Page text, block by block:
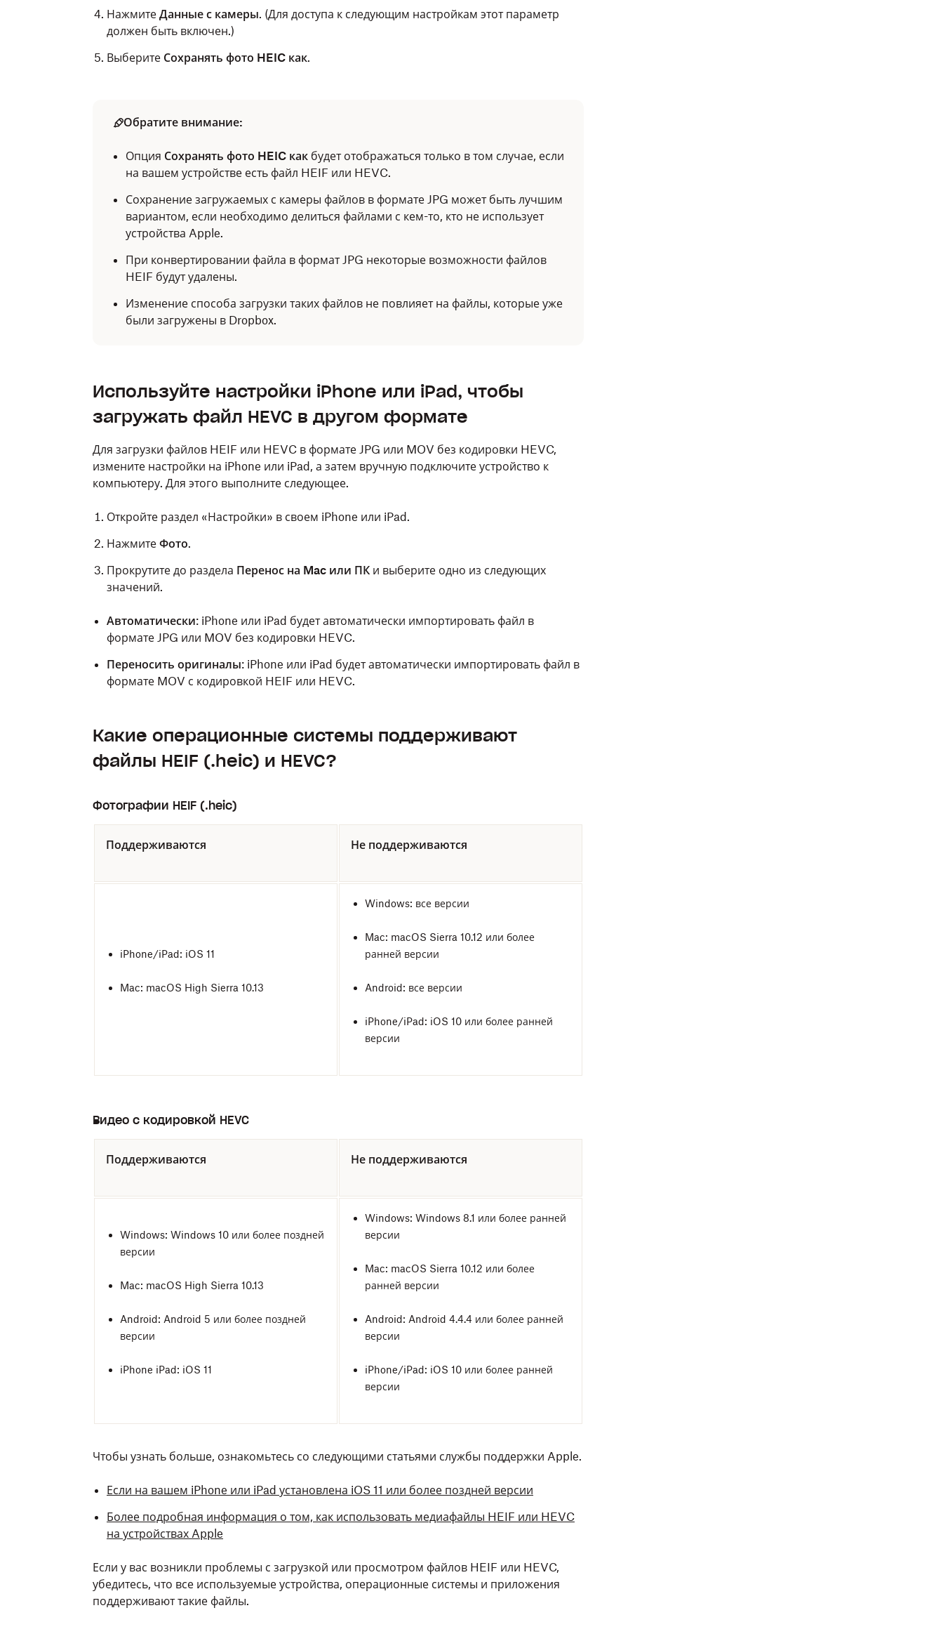
Нажмите Данные с камеры. (Для доступа к следующим настройкам этот параметр
должен быть включен.)
Выберите Сохранять фото HEIC как.
Обратите внимание:
Опция Сохранять фото HEIC как будет отображаться только в том случае, если
на вашем устройстве есть файл HEIF или HEVC.
Сохранение загружаемых с камеры файлов в формате JPG может быть лучшим
вариантом, если необходимо делиться файлами с кем-то, кто не использует
устройства Apple.
При конвертировании файла в формат JPG некоторые возможности файлов
HEIF будут удалены.
Изменение способа загрузки таких файлов не повлияет на файлы, которые уже
были загружены в Dropbox.
Используйте настройки iPhone или iPad, чтобы
загружать файл HEVC в другом формате
Для загрузки файлов HEIF или HEVC в формате JPG или MOV без кодировки HEVC,
измените настройки на iPhone или iPad, а затем вручную подключите устройство к
компьютеру. Для этого выполните следующее.
Откройте раздел «Настройки» в своем iPhone или iPad.
Нажмите Фото.
Прокрутите до раздела Перенос на Mac или ПК и выберите одно из следующих
значений.
Автоматически: iPhone или iPad будет автоматически импортировать файл в
формате JPG или MOV без кодировки HEVC.
Переносить оригиналы: iPhone или iPad будет автоматически импортировать файл в
формате MOV с кодировкой HEIF или HEVC.
Какие операционные системы поддерживают
файлы HEIF (.heic) и HEVC?
Фотографии HEIF (.heic)
Поддерживаются Не поддерживаются
iPhone/iPad: iOS 11
Mac: macOS High Sierra 10.13
Windows: все версии
Mac: macOS Sierra 10.12 или более
ранней версии
Android: все версии
iPhone/iPad: iOS 10 или более ранней
версии
Видео с кодировкой HEVC
Поддерживаются Не поддерживаются
Windows: Windows 10 или более поздней
версии
Mac: macOS High Sierra 10.13
Android: Android 5 или более поздней
версии
iPhone iPad: iOS 11
Windows: Windows 8.1 или более ранней
версии
Mac: macOS Sierra 10.12 или более
ранней версии
Android: Android 4.4.4 или более ранней
версии
iPhone/iPad: iOS 10 или более ранней
версии
Чтобы узнать больше, ознакомьтесь со следующими статьями службы поддержки Apple.
Если на вашем iPhone или iPad установлена iOS 11 или более поздней версии
Более подробная информация о том, как использовать медиафайлы HEIF или HEVC
на устройствах Apple
Если у вас возникли проблемы с загрузкой или просмотром файлов HEIF или HEVC,
убедитесь, что все используемые устройства, операционные системы и приложения
поддерживают такие файлы.